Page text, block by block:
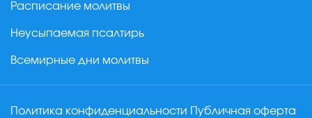
Расписание молитвы
Неусыпаемая псалтирь
Всемирные дни молитвы
Политика конфиденциальности Публичная оферта